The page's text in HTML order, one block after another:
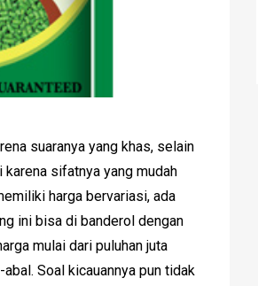
suaranya yang khas, selain
karena sifatnya yang mudah
harga bervariasi, ada
ini bisa di banderol dengan
mulai dari puluhan juta
Soal kicauannya pun tidak